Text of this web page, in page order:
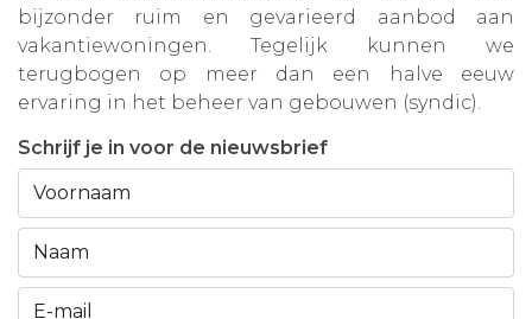
bijzonder ruim en gevarieerd aanbod aan
vakantiewoningen. Tegelijk kunnen we
terugbogen op meer dan een halve eeuw
ervaring in het beheer van gebouwen (syndic).
Schrijf je in voor de nieuwsbrief